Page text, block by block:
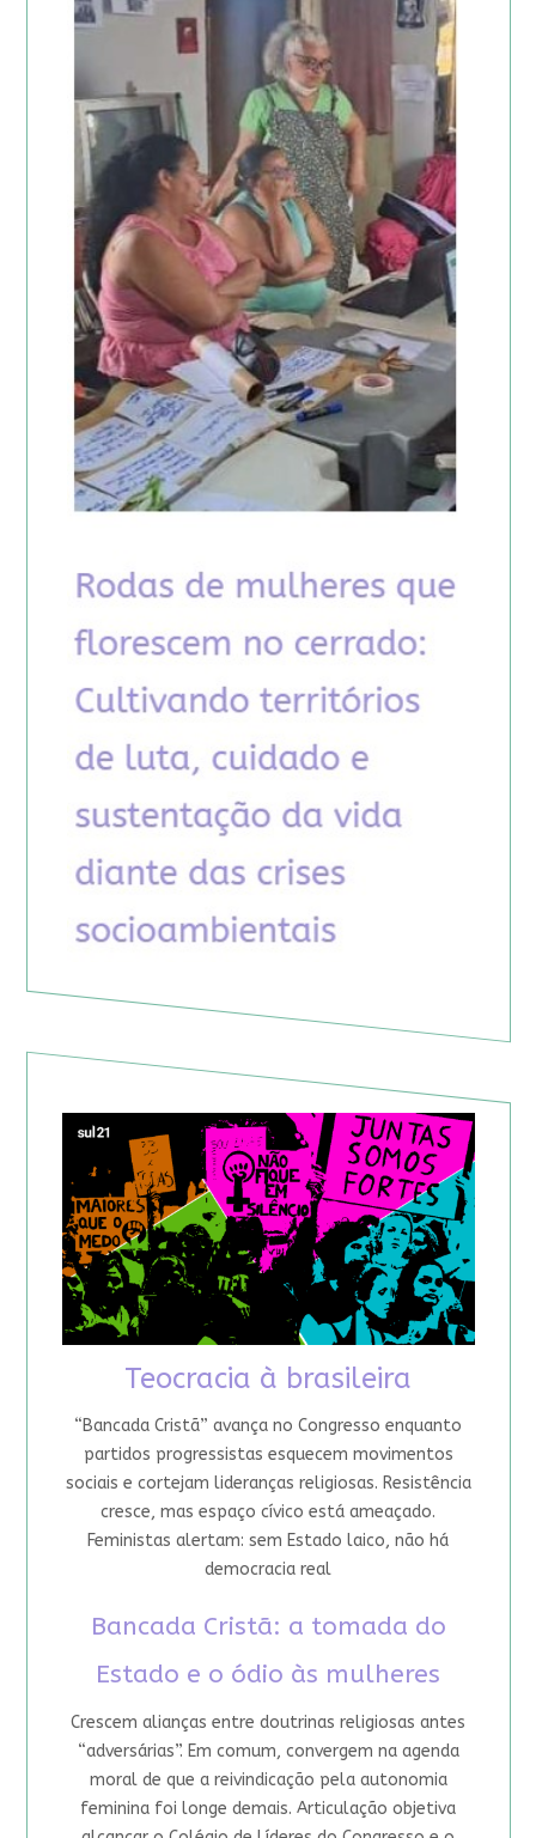
Teocracia à brasileira
“Bancada Cristã” avança no Congresso enquanto
partidos progressistas esquecem movimentos
sociais e cortejam lideranças religiosas. Resistência
cresce, mas espaço cívico está ameaçado.
Feministas alertam: sem Estado laico, não há
democracia real
Bancada Cristã: a tomada do
Estado e o ódio às mulheres
Crescem alianças entre doutrinas religiosas antes
“adversárias”. Em comum, convergem na agenda
moral de que a reivindicação pela autonomia
feminina foi longe demais. Articulação objetiva